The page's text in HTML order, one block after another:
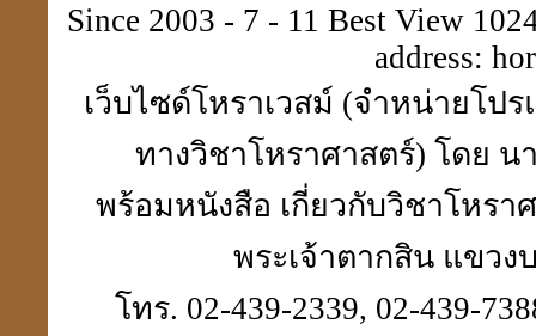
Since 2003 - 7 - 11 Best View
address:
เว็บไซด์โหราเวสม์ (จำหน่ายโป
ทางวิชาโหราศาสตร์) โดย น
พร้อมหนังสือ เกี่ยวกับวิชาโหร
พระเจ้าตากสิน แขวง
โทร. 02-439-2339, 02-439-